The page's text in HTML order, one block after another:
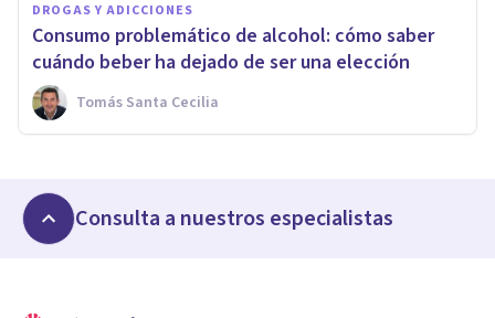
DROGAS Y ADICCIONES
Consumo problemático de alcohol: cómo saber
cuándo beber ha dejado de ser una elección
Tomás Santa Cecilia
Consulta a nuestros especialistas